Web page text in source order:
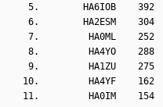
5.        HA6IOB    392
6.        HA2ESM    304
7.         HA0ML    252
8.         HA4YO    288
9.         HA1ZU    275
10.         HA4YF    162
11.         HA0IM    154